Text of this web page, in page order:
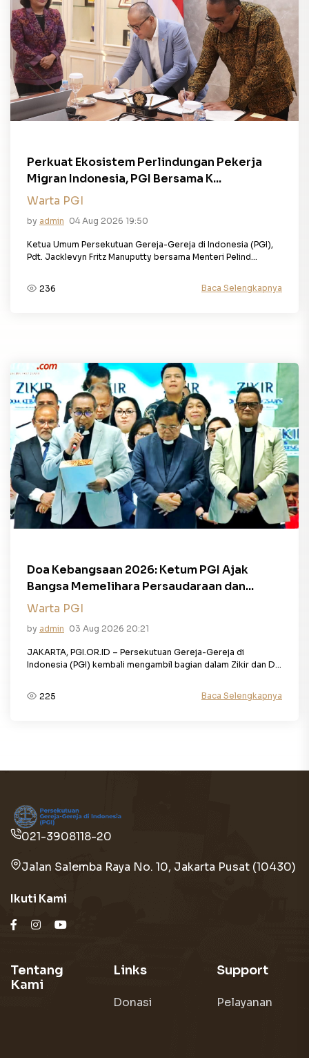
Perkuat Ekosistem Perlindungan Pekerja
Migran Indonesia, PGI Bersama K...
Warta PGI
by admin 04 Aug 2026 19:50
Ketua Umum Persekutuan Gereja-Gereja di Indonesia (PGI),
Pdt. Jacklevyn Fritz Manuputty bersama Menteri Pelind...
236 Baca Selengkapnya
Doa Kebangsaan 2026: Ketum PGI Ajak
Bangsa Memelihara Persaudaraan dan...
Warta PGI
by admin 03 Aug 2026 20:21
JAKARTA, PGI.OR.ID – Persekutuan Gereja-Gereja di
Indonesia (PGI) kembali mengambil bagian dalam Zikir dan D...
225 Baca Selengkapnya
021-3908118-20
Jalan Salemba Raya No. 10, Jakarta Pusat (10430)
Ikuti Kami
Tentang
Kami
Links
Donasi
Support
Pelayanan